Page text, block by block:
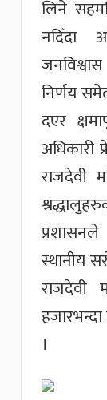
लिने
नदिँदा
निर्णय
दएर
अधिकारी
राजदेवी
स्थानीय
राजदेवी
।